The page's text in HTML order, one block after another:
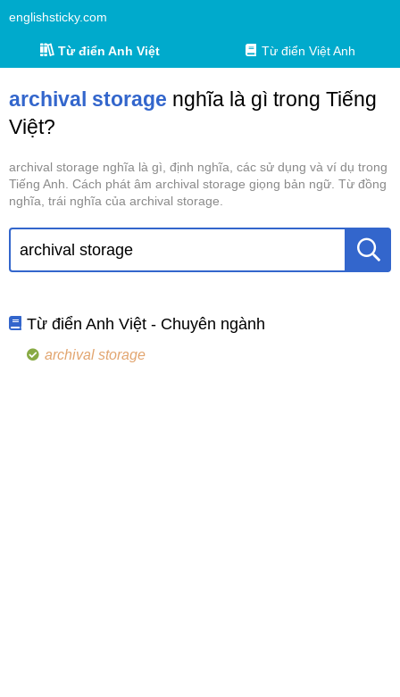
englishsticky.com
Từ điển Anh Việt Từ điển Việt Anh
archival storage nghĩa là gì trong Tiếng
Việt?
archival storage nghĩa là gì, định nghĩa, các sử dụng và ví dụ trong
Tiếng Anh. Cách phát âm archival storage giọng bản ngữ. Từ đồng
nghĩa, trái nghĩa của archival storage.
Từ điển Anh Việt - Chuyên ngành
archival storage